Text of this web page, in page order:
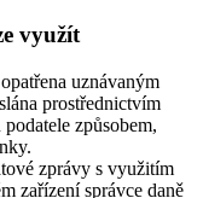
využít
uznávaným
prostřednictvím
způsobem,
zprávy s využitím
zařízení správce daně